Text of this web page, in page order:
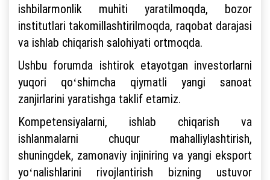
ishbilarmonlik muhiti yaratilmoqda, bozor
institutlari takomillashtirilmoqda, raqobat darajasi
va ishlab chiqarish salohiyati ortmoqda.
Ushbu forumda ishtirok etayotgan investorlarni
yuqori qoʻshimcha qiymatli yangi sanoat
zanjirlarini yaratishga taklif etamiz.
Kompetensiyalarni, ishlab chiqarish va
ishlanmalarni chuqur mahalliylashtirish,
shuningdek, zamonaviy injiniring va yangi eksport
yoʻnalishlarini rivojlantirish bizning ustuvor